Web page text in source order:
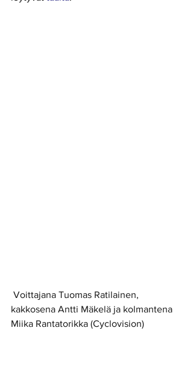
kakkosena Antti Mäkelä ja kolmantena
Miika Rantatorikka (Cyclovision)